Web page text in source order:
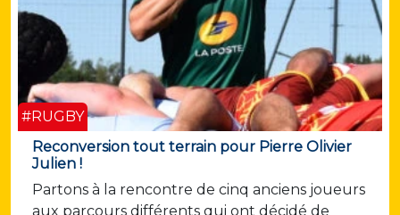
#RUGBY
Reconversion tout terrain pour Pierre Olivier
Julien !
Partons à la rencontre de cinq anciens joueurs
aux parcours différents qui ont décidé de